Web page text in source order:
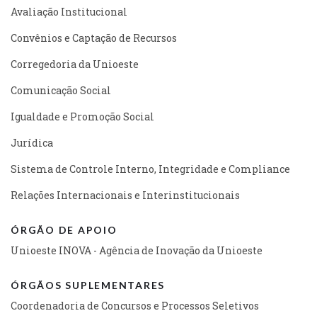
Avaliação Institucional
Convênios e Captação de Recursos
Corregedoria da Unioeste
Comunicação Social
Igualdade e Promoção Social
Jurídica
Sistema de Controle Interno, Integridade e Compliance
Relações Internacionais e Interinstitucionais
ÓRGÃO DE APOIO
Unioeste INOVA - Agência de Inovação da Unioeste
ÓRGÃOS SUPLEMENTARES
Coordenadoria de Concursos e Processos Seletivos